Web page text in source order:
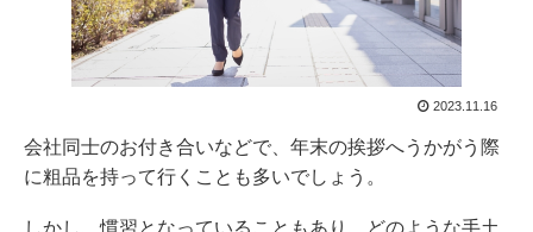
2023.11.16
会社同士のお付き合いなどで、年末の挨拶へうかがう際
に粗品を持って行くことも多いでしょう。
しかし、慣習となっていることもあり、どのような手土